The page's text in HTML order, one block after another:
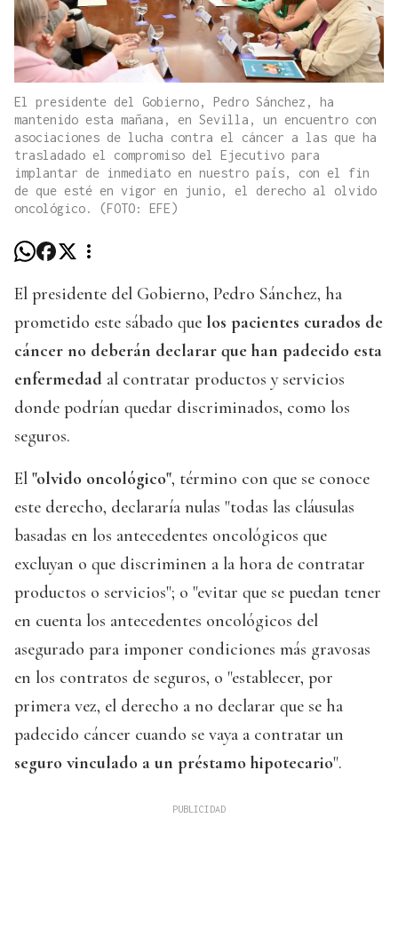
El presidente del Gobierno, Pedro Sánchez, ha
mantenido esta mañana, en Sevilla, un encuentro con
asociaciones de lucha contra el cáncer a las que ha
trasladado el compromiso del Ejecutivo para
implantar de inmediato en nuestro país, con el fin
de que esté en vigor en junio, el derecho al olvido
oncológico. (FOTO: EFE)
El presidente del Gobierno, Pedro Sánchez, ha
prometido este sábado que los pacientes curados de
cáncer no deberán declarar que han padecido esta
enfermedad al contratar productos y servicios
donde podrían quedar discriminados, como los
seguros.
El "olvido oncológico", término con que se conoce
este derecho, declararía nulas "todas las cláusulas
basadas en los antecedentes oncológicos que
excluyan o que discriminen a la hora de contratar
productos o servicios"; o "evitar que se puedan tener
en cuenta los antecedentes oncológicos del
asegurado para imponer condiciones más gravosas
en los contratos de seguros, o "establecer, por
primera vez, el derecho a no declarar que se ha
padecido cáncer cuando se vaya a contratar un
seguro vinculado a un préstamo hipotecario".